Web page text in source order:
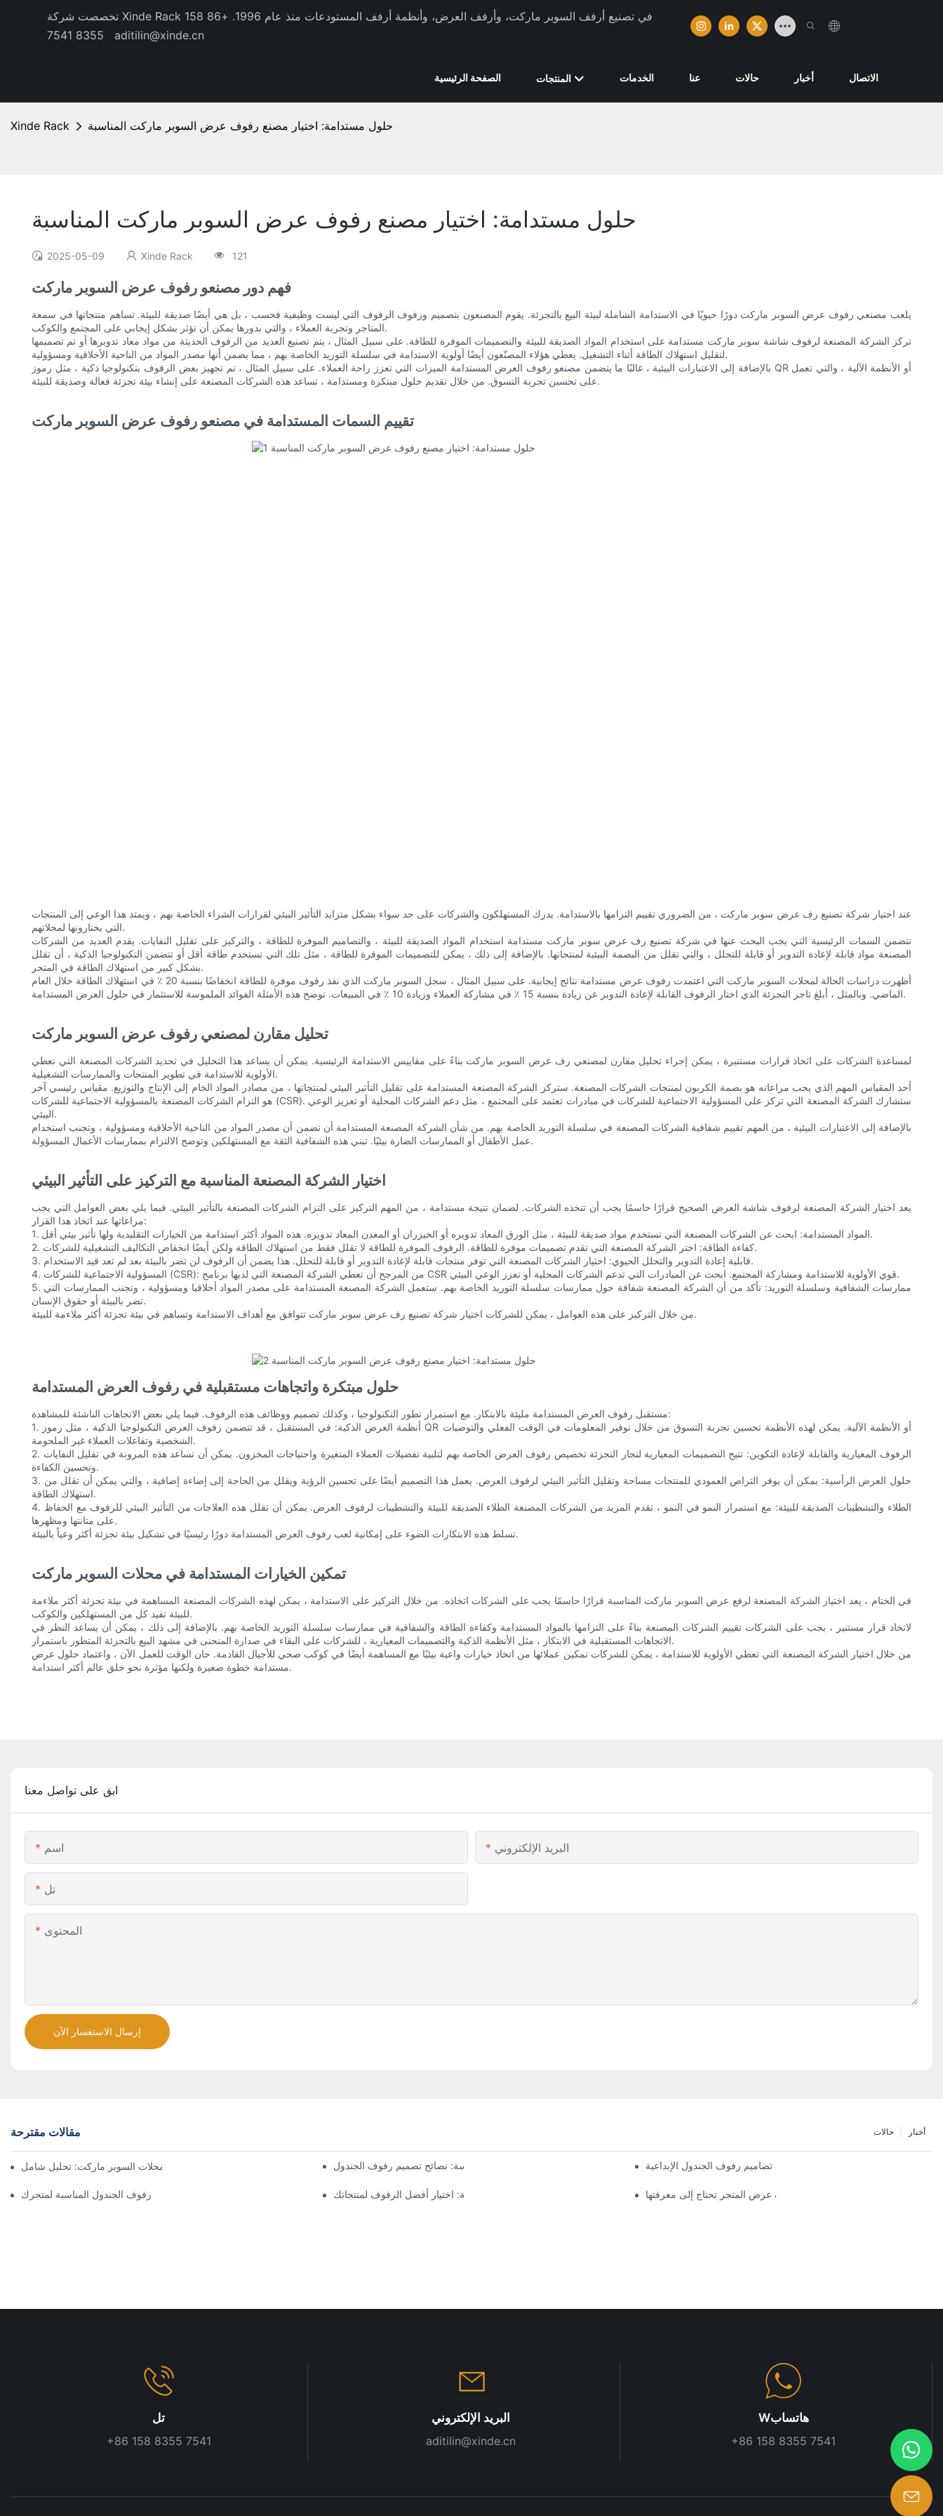
تخصصت شركة Xinde Rack في تصنيع أرفف السوبر ماركت، وأرفف العرض، وأنظمة أرفف المستودعات منذ عام 1996.
+86 158
8355 7541
aditilin@xinde.cn
الصفحة الرئيسية المنتجات الخدمات عنا حالات أخبار الاتصال
Xinde Rack حلول مستدامة: اختيار مصنع رفوف عرض السوبر ماركت المناسبة
حلول مستدامة: اختيار مصنع رفوف عرض السوبر ماركت المناسبة
2025-05-09 Xinde Rack 121
فهم دور مصنعو رفوف عرض السوبر ماركت
يلعب مصنعي رفوف عرض السوبر ماركت دورًا حيويًا في الاستدامة الشاملة لبيئة البيع بالتجزئة. يقوم المصنعون بتصميم ورفوف الرفوف التي ليست وظيفية فحسب ، بل هي أيضًا صديقة للبيئة. تساهم منتجاتها في سمعة
المتاجر وتجربة العملاء ، والتي بدورها يمكن أن تؤثر بشكل إيجابي على المجتمع والكوكب.
تركز الشركة المصنعة لرفوف شاشة سوبر ماركت مستدامة على استخدام المواد الصديقة للبيئة والتصميمات الموفرة للطاقة. على سبيل المثال ، يتم تصنيع العديد من الرفوف الحديثة من مواد معاد تدويرها أو تم تصميمها
لتقليل استهلاك الطاقة أثناء التشغيل. يعطي هؤلاء المصنّعون أيضًا أولوية الاستدامة في سلسلة التوريد الخاصة بهم ، مما يضمن أنها مصدر المواد من الناحية الأخلاقية ومسؤولية.
بالإضافة إلى الاعتبارات البيئية ، غالبًا ما يتضمن مصنعو رفوف العرض المستدامة الميزات التي تعزز راحة العملاء. على سبيل المثال ، تم تجهيز بعض الرفوف بتكنولوجيا ذكية ، مثل رموز QR أو الأنظمة الآلية ، والتي تعمل
على تحسين تجربة التسوق. من خلال تقديم حلول مبتكرة ومستدامة ، تساعد هذه الشركات المصنعة على إنشاء بيئة تجزئة فعالة وصديقة للبيئة.
تقييم السمات المستدامة في مصنعو رفوف عرض السوبر ماركت
عند اختيار شركة تصنيع رف عرض سوبر ماركت ، من الضروري تقييم التزامها بالاستدامة. يدرك المستهلكون والشركات على حد سواء بشكل متزايد التأثير البيئي لقرارات الشراء الخاصة بهم ، ويمتد هذا الوعي إلى المنتجات
التي يختارونها لمحلاتهم.
تتضمن السمات الرئيسية التي يجب البحث عنها في شركة تصنيع رف عرض سوبر ماركت مستدامة استخدام المواد الصديقة للبيئة ، والتصاميم الموفرة للطاقة ، والتركيز على تقليل النفايات. يقدم العديد من الشركات
المصنعة مواد قابلة لإعادة التدوير أو قابلة للتحلل ، والتي تقلل من البصمة البيئية لمنتجاتها. بالإضافة إلى ذلك ، يمكن للتصميمات الموفرة للطاقة ، مثل تلك التي تستخدم طاقة أقل أو تتضمن التكنولوجيا الذكية ، أن تقلل
بشكل كبير من استهلاك الطاقة في المتجر.
أظهرت دراسات الحالة لمحلات السوبر ماركت التي اعتمدت رفوف عرض مستدامة نتائج إيجابية. على سبيل المثال ، سجل السوبر ماركت الذي نفذ رفوف موفرة للطاقة انخفاضًا بنسبة 20 ٪ في استهلاك الطاقة خلال العام
الماضي. وبالمثل ، أبلغ تاجر التجزئة الذي اختار الرفوف القابلة لإعادة التدوير عن زيادة بنسبة 15 ٪ في مشاركة العملاء وزيادة 10 ٪ في المبيعات. توضح هذه الأمثلة الفوائد الملموسة للاستثمار في حلول العرض المستدامة.
تحليل مقارن لمصنعي رفوف عرض السوبر ماركت
لمساعدة الشركات على اتخاذ قرارات مستنيرة ، يمكن إجراء تحليل مقارن لمصنعي رف عرض السوبر ماركت بناءً على مقاييس الاستدامة الرئيسية. يمكن أن يساعد هذا التحليل في تحديد الشركات المصنعة التي تعطي
الأولوية للاستدامة في تطوير المنتجات والممارسات التشغيلية.
أحد المقياس المهم الذي يجب مراعاته هو بصمة الكربون لمنتجات الشركات المصنعة. ستركز الشركة المصنعة المستدامة على تقليل التأثير البيئي لمنتجاتها ، من مصادر المواد الخام إلى الإنتاج والتوزيع. مقياس رئيسي آخر
هو التزام الشركات المصنعة بالمسؤولية الاجتماعية للشركات (CSR). ستشارك الشركة المصنعة التي تركز على المسؤولية الاجتماعية للشركات في مبادرات تعتمد على المجتمع ، مثل دعم الشركات المحلية أو تعزيز الوعي
البيئي.
بالإضافة إلى الاعتبارات البيئية ، من المهم تقييم شفافية الشركات المصنعة في سلسلة التوريد الخاصة بهم. من شأن الشركة المصنعة المستدامة أن تضمن أن مصدر المواد من الناحية الأخلاقية ومسؤولية ، وتجنب استخدام
عمل الأطفال أو الممارسات الضارة بيئيًا. تبني هذه الشفافية الثقة مع المستهلكين وتوضح الالتزام بممارسات الأعمال المسؤولة.
اختيار الشركة المصنعة المناسبة مع التركيز على التأثير البيئي
يعد اختيار الشركة المصنعة لرفوف شاشة العرض الصحيح قرارًا حاسمًا يجب أن تتخذه الشركات. لضمان نتيجة مستدامة ، من المهم التركيز على التزام الشركات المصنعة بالتأثير البيئي. فيما يلي بعض العوامل التي يجب
مراعاتها عند اتخاذ هذا القرار:
1. المواد المستدامة: ابحث عن الشركات المصنعة التي تستخدم مواد صديقة للبيئة ، مثل الورق المعاد تدويره أو الخيزران أو المعدن المعاد تدويره. هذه المواد أكثر استدامة من الخيارات التقليدية ولها تأثير بيئي أقل.
2. كفاءة الطاقة: اختر الشركة المصنعة التي تقدم تصميمات موفرة للطاقة. الرفوف الموفرة للطاقة لا تقلل فقط من استهلاك الطاقة ولكن أيضًا انخفاض التكاليف التشغيلية للشركات.
3. قابلية إعادة التدوير والتحلل الحيوي: اختيار الشركات المصنعة التي توفر منتجات قابلة لإعادة التدوير أو قابلة للتحلل. هذا يضمن أن الرفوف لن تضر بالبيئة بعد لم تعد قيد الاستخدام.
4. المسؤولية الاجتماعية للشركات (CSR): من المرجح أن تعطي الشركة المصنعة التي لديها برنامج CSR قوي الأولوية للاستدامة ومشاركة المجتمع. ابحث عن المبادرات التي تدعم الشركات المحلية أو تعزز الوعي البيئي.
5. ممارسات الشفافية وسلسلة التوريد: تأكد من أن الشركة المصنعة شفافة حول ممارسات سلسلة التوريد الخاصة بهم. ستعمل الشركة المصنعة المستدامة على مصدر المواد أخلاقيا ومسؤولية ، وتجنب الممارسات التي
تضر بالبيئة أو حقوق الإنسان.
من خلال التركيز على هذه العوامل ، يمكن للشركات اختيار شركة تصنيع رف عرض سوبر ماركت تتوافق مع أهداف الاستدامة وتساهم في بيئة تجزئة أكثر ملاءمة للبيئة.
حلول مبتكرة واتجاهات مستقبلية في رفوف العرض المستدامة
مستقبل رفوف العرض المستدامة مليئة بالابتكار. مع استمرار تطور التكنولوجيا ، وكذلك تصميم ووظائف هذه الرفوف. فيما يلي بعض الاتجاهات الناشئة للمشاهدة:
1. أنظمة العرض الذكية: في المستقبل ، قد تتضمن رفوف العرض التكنولوجيا الذكية ، مثل رموز QR أو الأنظمة الآلية. يمكن لهذه الأنظمة تحسين تجربة التسوق من خلال توفير المعلومات في الوقت الفعلي والتوصيات
الشخصية وتفاعلات العملاء غير الملحومة.
2. الرفوف المعيارية والقابلة لإعادة التكوين: تتيح التصميمات المعيارية لتجار التجزئة تخصيص رفوف العرض الخاصة بهم لتلبية تفضيلات العملاء المتغيرة واحتياجات المخزون. يمكن أن تساعد هذه المرونة في تقليل النفايات
وتحسين الكفاءة.
3. حلول العرض الرأسية: يمكن أن يوفر التراص العمودي للمنتجات مساحة وتقليل التأثير البيئي لرفوف العرض. يعمل هذا التصميم أيضًا على تحسين الرؤية ويقلل من الحاجة إلى إضاءة إضافية ، والتي يمكن أن تقلل من
استهلاك الطاقة.
4. الطلاء والتشطيبات الصديقة للبيئة: مع استمرار النمو في النمو ، تقدم المزيد من الشركات المصنعة الطلاء الصديقة للبيئة والتشطيبات لرفوف العرض. يمكن أن تقلل هذه العلاجات من التأثير البيئي للرفوف مع الحفاظ
على متانتها ومظهرها.
تسلط هذه الابتكارات الضوء على إمكانية لعب رفوف العرض المستدامة دورًا رئيسيًا في تشكيل بيئة تجزئة أكثر وعياً بالبيئة.
تمكين الخيارات المستدامة في محلات السوبر ماركت
في الختام ، يعد اختيار الشركة المصنعة لرفع عرض السوبر ماركت المناسبة قرارًا حاسمًا يجب على الشركات اتخاذه. من خلال التركيز على الاستدامة ، يمكن لهذه الشركات المصنعة المساهمة في بيئة تجزئة أكثر ملاءمة
للبيئة تفيد كل من المستهلكين والكوكب.
لاتخاذ قرار مستنير ، يجب على الشركات تقييم الشركات المصنعة بناءً على التزامها بالمواد المستدامة وكفاءة الطاقة والشفافية في ممارسات سلسلة التوريد الخاصة بهم. بالإضافة إلى ذلك ، يمكن أن يساعد النظر في
الاتجاهات المستقبلية في الابتكار ، مثل الأنظمة الذكية والتصميمات المعيارية ، للشركات على البقاء في صدارة المنحنى في مشهد البيع بالتجزئة المتطور باستمرار.
من خلال اختيار الشركة المصنعة التي تعطي الأولوية للاستدامة ، يمكن للشركات تمكين عملائها من اتخاذ خيارات واعية بيئيًا مع المساهمة أيضًا في كوكب صحي للأجيال القادمة. حان الوقت للعمل الآن ، واعتماد حلول عرض
مستدامة خطوة صغيرة ولكنها مؤثرة نحو خلق عالم أكثر استدامة.
ابق على تواصل معنا
اسم البريد الإلكتروني
تل
المحتوى
إرسال الاستفسار الآن
مقالات مقترحة أخبار حالات
حلول رفوف فعالة من حيث التكلفة لمحلات السوبر ماركت: تحليل شامل إنشاء أرفف سلسة: نصائح تصميم رفوف الجندول تعظيم المساحة الرأسية مع تصاميم رفوف الجندول الإبداعية
كيفية اختيار رفوف الجندول المناسبة لمتجرك عرض فن البيع بالتجزئة: اختيار أفضل الرفوف لمنتجاتك اتجاهات رف عرض المتجر تحتاج إلى معرفتها
تل
+86 158 8355 7541
البريد الإلكتروني
aditilin@xinde.cn
Wهاتساب
+86 158 8355 7541